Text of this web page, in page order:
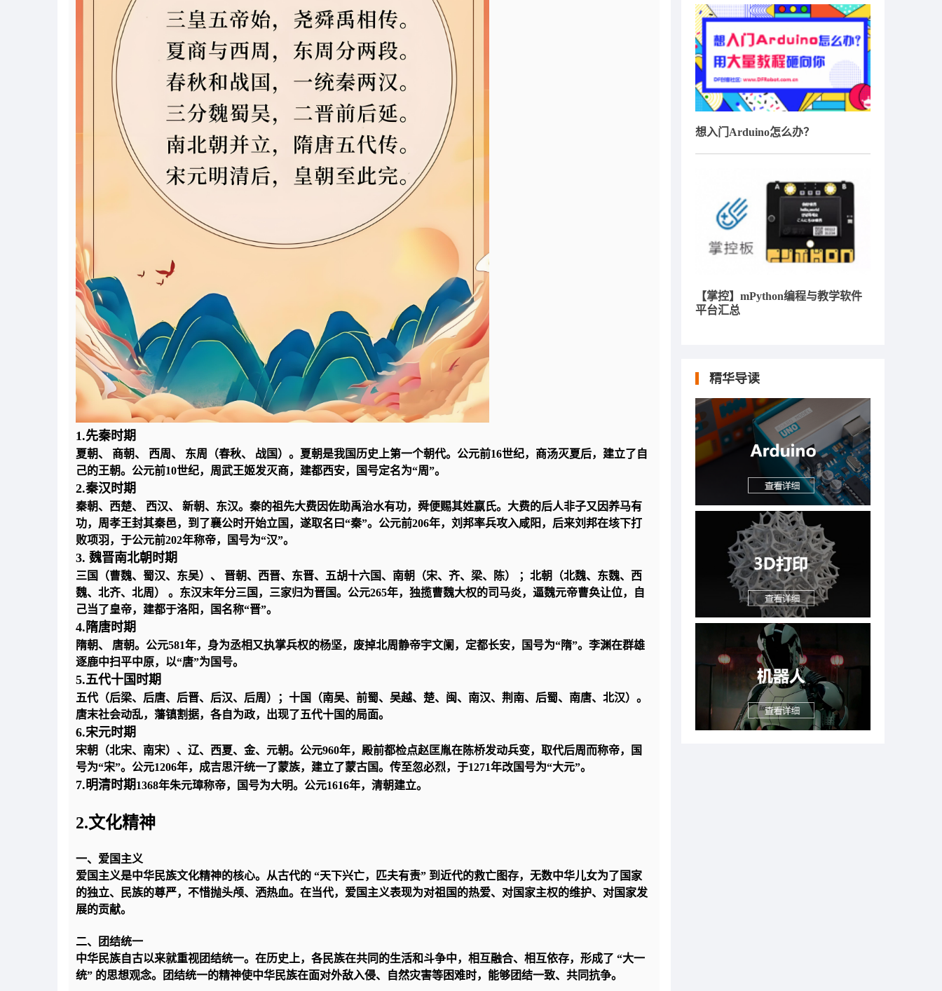
1.先秦时期
夏朝、 商朝、 西周、 东周（春秋、 战国）。夏朝是我国历史上第一个朝代。公元前16世纪，商汤灭夏后，建立了自
己的王朝。公元前10世纪，周武王姬发灭商，建都西安，国号定名为“周”。
2.秦汉时期
秦朝、西楚、 西汉、 新朝、东汉。秦的祖先大费因佐助禹治水有功，舜便赐其姓嬴氏。大费的后人非子又因养马有
功，周孝王封其秦邑，到了襄公时开始立国，遂取名曰“秦”。公元前206年，刘邦率兵攻入咸阳，后来刘邦在垓下打
败项羽，于公元前202年称帝，国号为“汉”。
3. 魏晋南北朝时期
三国（曹魏、蜀汉、东吴）、 晋朝、西晋、东晋、五胡十六国、南朝（宋、齐、梁、陈） ；北朝（北魏、东魏、西
魏、北齐、北周） 。东汉末年分三国，三家归为晋国。公元265年，独揽曹魏大权的司马炎，逼魏元帝曹奂让位，自
己当了皇帝，建都于洛阳，国名称“晋”。
4.隋唐时期
隋朝、 唐朝。公元581年，身为丞相又执掌兵权的杨坚，废掉北周静帝宇文阑，定都长安，国号为“隋”。李渊在群雄
逐鹿中扫平中原，以“唐”为国号。
5.五代十国时期
五代（后梁、后唐、后晋、后汉、后周）；十国（南吴、前蜀、吴越、楚、闽、南汉、荆南、后蜀、南唐、北汉）。
唐末社会动乱，藩镇割据，各自为政，出现了五代十国的局面。
6.宋元时期
宋朝（北宋、南宋）、辽、西夏、金、元朝。公元960年，殿前都检点赵匡胤在陈桥发动兵变，取代后周而称帝，国
号为“宋”。公元1206年，成吉思汗统一了蒙族，建立了蒙古国。传至忽必烈，于1271年改国号为“大元”。
7.明清时期1368年朱元璋称帝，国号为大明。公元1616年，清朝建立。
2.文化精神
一、爱国主义
爱国主义是中华民族文化精神的核心。从古代的 “天下兴亡，匹夫有责” 到近代的救亡图存，无数中华儿女为了国家
的独立、民族的尊严，不惜抛头颅、洒热血。在当代，爱国主义表现为对祖国的热爱、对国家主权的维护、对国家发
展的贡献。
二、团结统一
中华民族自古以来就重视团结统一。在历史上，各民族在共同的生活和斗争中，相互融合、相互依存，形成了 “大一
统” 的思想观念。团结统一的精神使中华民族在面对外敌入侵、自然灾害等困难时，能够团结一致、共同抗争。
想入门Arduino怎么办？
【掌控】mPython编程与教学软件
平台汇总
精华导读